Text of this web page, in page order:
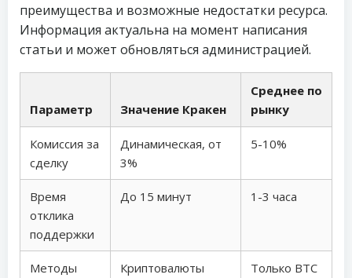
преимущества и возможные недостатки ресурса.
Информация актуальна на момент написания
статьи и может обновляться администрацией.
Параметр Значение Кракен
Среднее по
рынку
Комиссия за
сделку
Динамическая, от
3%
5-10%
Время
отклика
поддержки
До 15 минут 1-3 часа
Методы
Криптовалюты
Только BTC